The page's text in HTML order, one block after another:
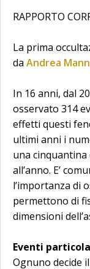
RAPPORTO
La prima
da Andrea
In 16 anni, dal
osservato 314
effetti questi
ultimi anni i
una
all’anno. E’
l’importanza di
permettono di
dimensioni
Eventi
Ognuno decide